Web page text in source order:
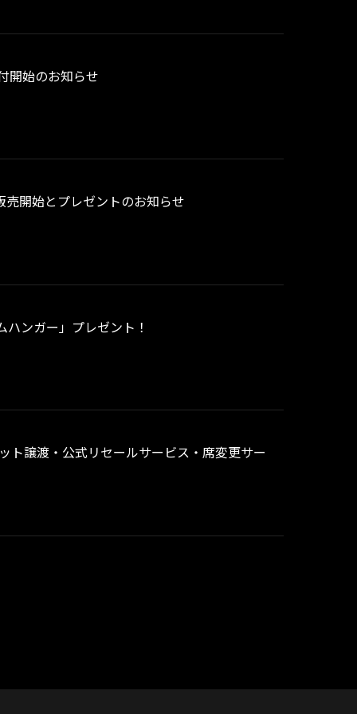
開始のお知らせ
開始とプレゼントのお知らせ
ンガー」プレゼント！
ト譲渡・公式リセールサービス・席変更サー